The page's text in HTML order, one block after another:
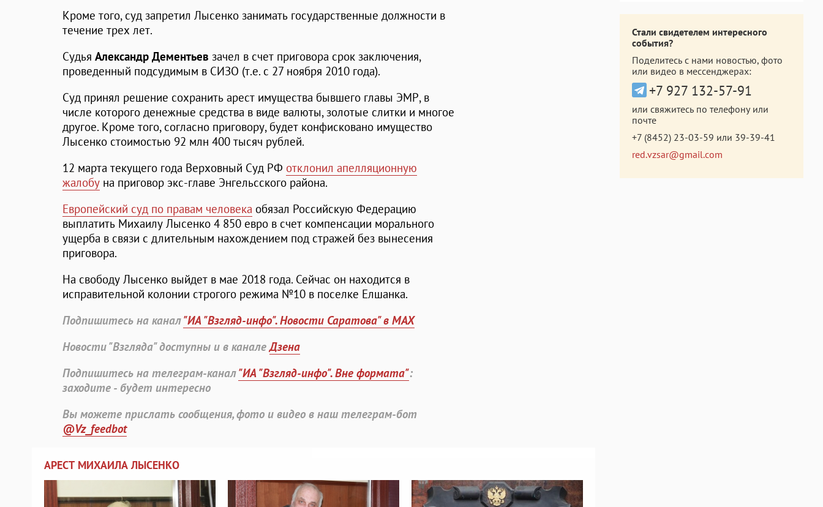
Кроме того, суд запретил Лысенко занимать государственные должности в
течение трех лет.
Судья Александр Дементьев зачел в счет приговора срок заключения,
проведенный подсудимым в СИЗО (т.е. с 27 ноября 2010 года).
Суд принял решение сохранить арест имущества бывшего главы ЭМР, в
числе которого денежные средства в виде валюты, золотые слитки и многое
другое. Кроме того, согласно приговору, будет конфисковано имущество
Лысенко стоимостью 92 млн 400 тысяч рублей.
12 марта текущего года Верховный Суд РФ отклонил апелляционную
жалобу на приговор экс-главе Энгельсского района.
Европейский суд по правам человека обязал Российскую Федерацию
выплатить Михаилу Лысенко 4 850 евро в счет компенсации морального
ущерба в связи с длительным нахождением под стражей без вынесения
приговора.
На свободу Лысенко выйдет в мае 2018 года. Сейчас он находится в
исправительной колонии строгого режима №10 в поселке Елшанка.
Подпишитесь на канал"ИА "Взгляд-инфо". Новости Саратова" в MAX
Новости "Взгляда" доступны и в каналеДзена
Подпишитесь на телеграм-канал"ИА "Взгляд-инфо". Вне формата":
заходите - будет интересно
Вы можете прислать сообщения, фото и видео в наш телеграм-бот
@Vz_feedbot
АРЕСТ МИХАИЛА ЛЫСЕНКО
Стали свидетелем интересного
события?
Поделитесь с нами новостью, фото
или видео в мессенджерах:
+7 927 132-57-91
или свяжитесь по телефону или
почте
+7 (8452) 23-03-59 или 39-39-41
red.vzsar@gmail.com